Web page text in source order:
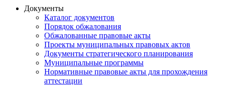
Документы
Каталог документов
Порядок обжалования
Обжалованные правовые акты
Проекты муниципальных правовых актов
Документы стратегического планирования
Муниципальные программы
Нормативные правовые акты для прохождения
аттестации